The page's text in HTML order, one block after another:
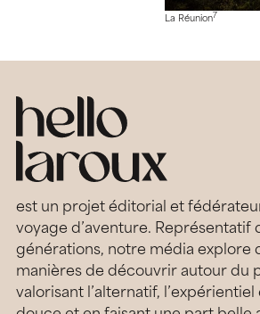
La Réunion7
est un projet éditorial et
voyage d’aventure. Représentatif
générations, notre média explore
manières de découvrir autour du
valorisant l’alternatif,